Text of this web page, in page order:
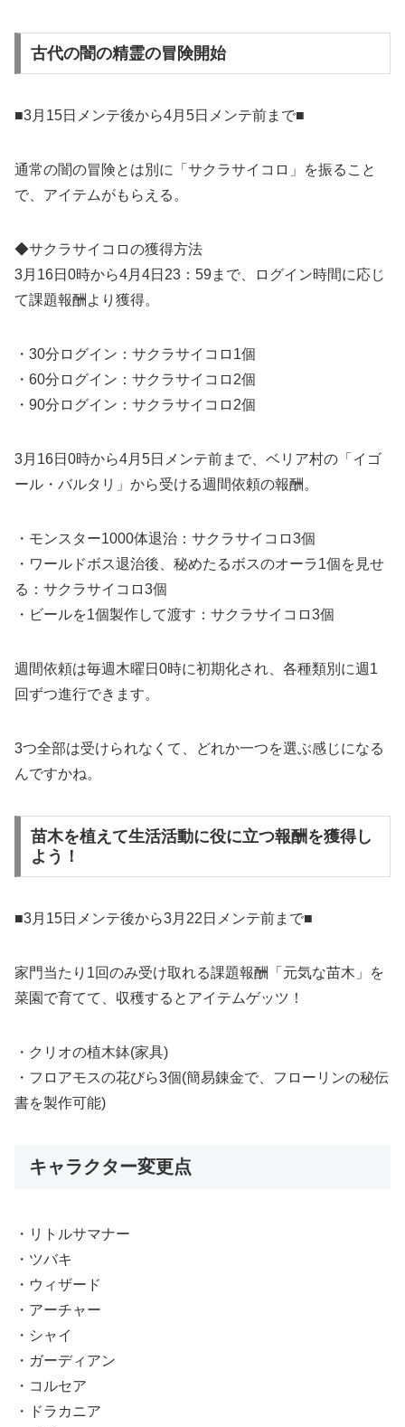
古代の闇の精霊の冒険開始
■3月15日メンテ後から4月5日メンテ前まで■
通常の闇の冒険とは別に「サクラサイコロ」を振ること
で、アイテムがもらえる。
◆サクラサイコロの獲得方法
3月16日0時から4月4日23：59まで、ログイン時間に応じ
て課題報酬より獲得。
・30分ログイン：サクラサイコロ1個
・60分ログイン：サクラサイコロ2個
・90分ログイン：サクラサイコロ2個
3月16日0時から4月5日メンテ前まで、ベリア村の「イゴ
ール・バルタリ」から受ける週間依頼の報酬。
・モンスター1000体退治：サクラサイコロ3個
・ワールドボス退治後、秘めたるボスのオーラ1個を見せ
る：サクラサイコロ3個
・ビールを1個製作して渡す：サクラサイコロ3個
週間依頼は毎週木曜日0時に初期化され、各種類別に週1
回ずつ進行できます。
3つ全部は受けられなくて、どれか一つを選ぶ感じになる
んですかね。
苗木を植えて生活活動に役に立つ報酬を獲得し
よう！
■3月15日メンテ後から3月22日メンテ前まで■
家門当たり1回のみ受け取れる課題報酬「元気な苗木」を
菜園で育てて、収穫するとアイテムゲッツ！
・クリオの植木鉢(家具)
・フロアモスの花びら3個(簡易錬金で、フローリンの秘伝
書を製作可能)
キャラクター変更点
・リトルサマナー
・ツバキ
・ウィザード
・アーチャー
・シャイ
・ガーディアン
・コルセア
・ドラカニア